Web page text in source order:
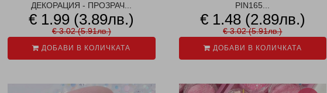
ДЕКОРАЦИЯ - ПРОЗРАЧ...
€ 1.99 (3.89лв.)
€ 3.02 (5.91лв.)
ДОБАВИ В КОЛИЧКАТА
PIN165...
€ 1.48 (2.89лв.)
€ 3.02 (5.91лв.)
ДОБАВИ В КОЛИЧКАТА